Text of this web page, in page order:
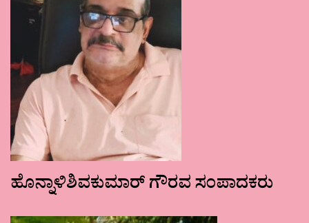
ಹೊನ್ನಾಳಿಶಿವಕುಮಾರ್ ಗೌರವ ಸಂಪಾದಕರು